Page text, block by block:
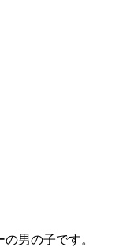
男の子です。